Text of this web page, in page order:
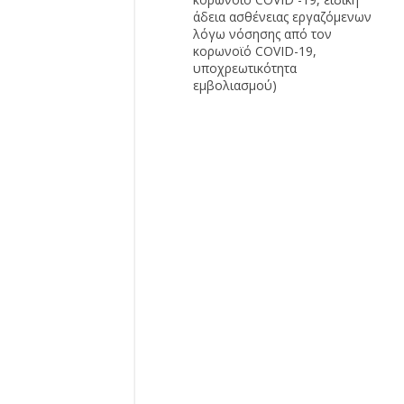
άδεια ασθένειας εργαζόμενων
λόγω νόσησης από τον
κορωνοϊό COVID-19,
υποχρεωτικότητα
εμβολιασμού)